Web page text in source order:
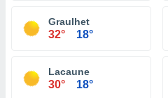
Graulhet
32° 18°
Lacaune
30° 18°